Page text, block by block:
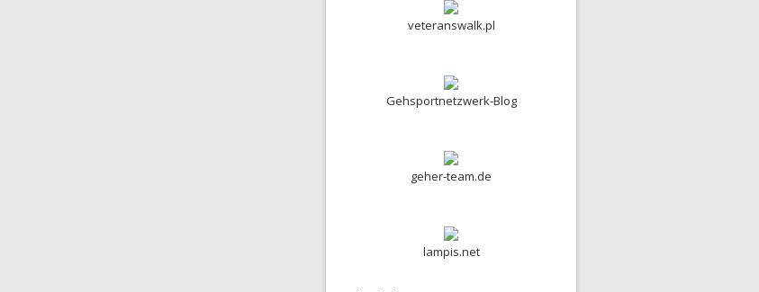
veteranswalk.pl
Gehsportnetzwerk-Blog
geher-team.de
lampis.net